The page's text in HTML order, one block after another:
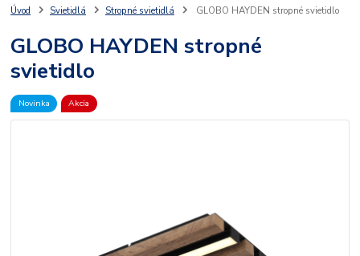
Úvod Svietidlá Stropné svietidlá GLOBO HAYDEN stropné svietidlo
GLOBO HAYDEN stropné
svietidlo
Novinka Akcia